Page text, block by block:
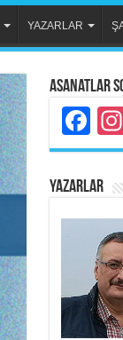
YAZARLAR
Asanatlar
YAZARLAR